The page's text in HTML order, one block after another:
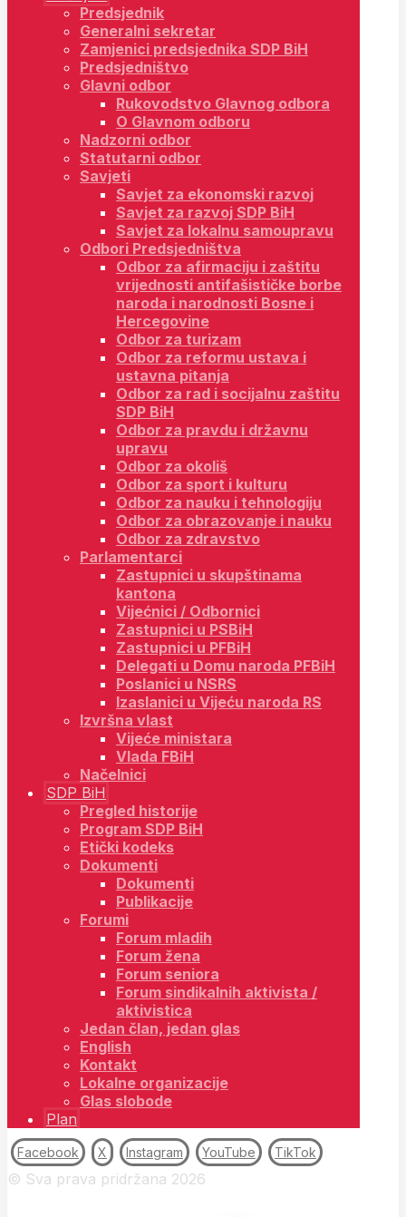
Predsjednik
Generalni sekretar
Zamjenici predsjednika SDP BiH
Predsjedništvo
Glavni odbor
Rukovodstvo Glavnog odbora
O Glavnom odboru
Nadzorni odbor
Statutarni odbor
Savjeti
Savjet za ekonomski razvoj
Savjet za razvoj SDP BiH
Savjet za lokalnu samoupravu
Odbori Predsjedništva
Odbor za afirmaciju i zaštitu
vrijednosti antifašističke borbe
naroda i narodnosti Bosne i
Hercegovine
Odbor za turizam
Odbor za reformu ustava i
ustavna pitanja
Odbor za rad i socijalnu zaštitu
SDP BiH
Odbor za pravdu i državnu
upravu
Odbor za okoliš
Odbor za sport i kulturu
Odbor za nauku i tehnologiju
Odbor za obrazovanje i nauku
Odbor za zdravstvo
Parlamentarci
Zastupnici u skupštinama
kantona
Vijećnici / Odbornici
Zastupnici u PSBiH
Zastupnici u PFBiH
Delegati u Domu naroda PFBiH
Poslanici u NSRS
Izaslanici u Vijeću naroda RS
Izvršna vlast
Vijeće ministara
Vlada FBiH
Načelnici
SDP BiH
Pregled historije
Program SDP BiH
Etički kodeks
Dokumenti
Dokumenti
Publikacije
Forumi
Forum mladih
Forum žena
Forum seniora
Forum sindikalnih aktivista /
aktivistica
Jedan član, jedan glas
English
Kontakt
Lokalne organizacije
Glas slobode
Plan
Facebook X Instagram YouTube TikTok
© Sva prava pridržana 2026